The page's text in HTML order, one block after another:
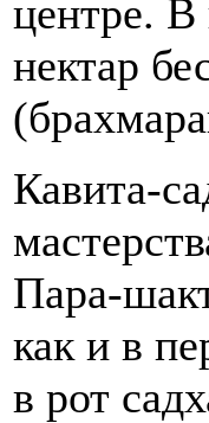
центре. В
нектар
Кавита-
Пара-
как и в
в рот